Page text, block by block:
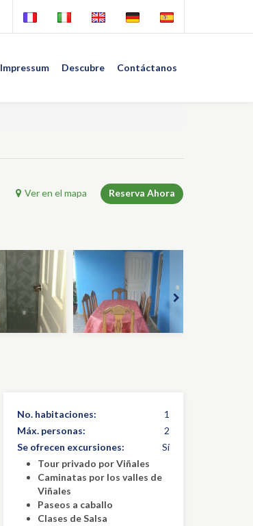
Impressum Descubre Contáctanos
Ver en el mapa Reserva Ahora
No. habitaciones:
1
Máx. personas:
2
Se ofrecen excursiones:
Sí
Tour privado por Viñales
Caminatas por los valles de
Viñales
Paseos a caballo
Clases de Salsa